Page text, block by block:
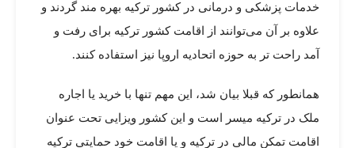
خدمات پزشکی و درمانی در کشور ترکیه بهره مند گردند و
علاوه بر آن می‌توانند از اقامت کشور ترکیه برای رفت و
آمد راحت تر به حوزه اتحادیه اروپا نیز استفاده کنند.
همانطور که قبلا بیان شد، این مهم تنها با خرید یا اجاره
ملک در ترکیه میسر است و این کشور ویزایی تحت عنوان
اقامت تمکن مالی در ترکیه و یا اقامت خود حمایتی ترکیه